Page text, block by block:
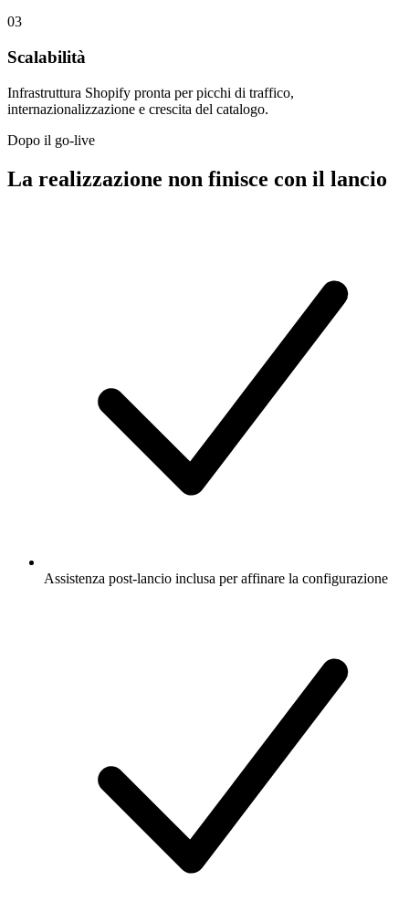
03
Scalabilità
Infrastruttura Shopify pronta per picchi di traffico,
internazionalizzazione e crescita del catalogo.
Dopo il go-live
La realizzazione non finisce con il lancio
Assistenza post-lancio inclusa per affinare la configurazione